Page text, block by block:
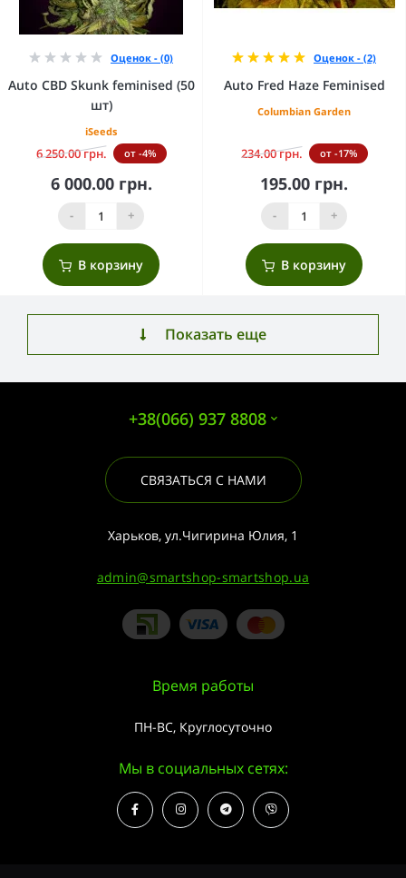
Оценок - (0)
Auto CBD Skunk feminised (50
шт)
iSeeds
6 250.00 грн. от -4%
6 000.00 грн.
- +
В корзину
Оценок - (2)
Auto Fred Haze Feminised
Columbian Garden
234.00 грн. от -17%
195.00 грн.
- +
В корзину
Показать еще
+38(066) 937 8808
СВЯЗАТЬСЯ С НАМИ
Харьков, ул.Чигирина Юлия, 1
admin@smartshop-smartshop.ua
Время работы
ПН-ВС, Круглосуточно
Мы в социальных сетях: